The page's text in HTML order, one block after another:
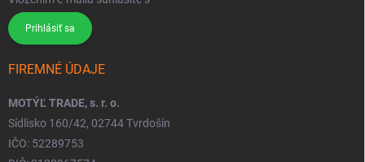
Prihlásiť sa
FIREMNÉ ÚDAJE
MOTÝĽ TRADE, s. r. o.
Sídlisko 160/42, 02744 Tvrdošín
IČO: 52289753